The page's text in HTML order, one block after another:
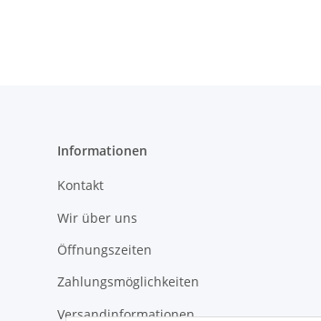
Informationen
Kontakt
Wir über uns
Öffnungszeiten
Zahlungsmöglichkeiten
Versandinformationen